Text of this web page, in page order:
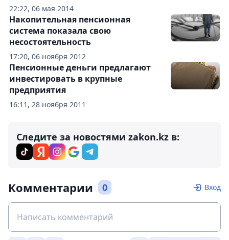
22:22, 06 мая 2014
17:20, 06 ноября 2012
Накопительная пенсионная
система показала свою
несостоятельность
16:11, 28 ноября 2011
Пенсионные деньги предлагают
инвестировать в крупные
предприятия
Следите за новостями zakon.kz в:
Комментарии 0 Вход